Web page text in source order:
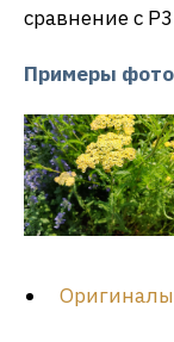
сравнение с
Примеры